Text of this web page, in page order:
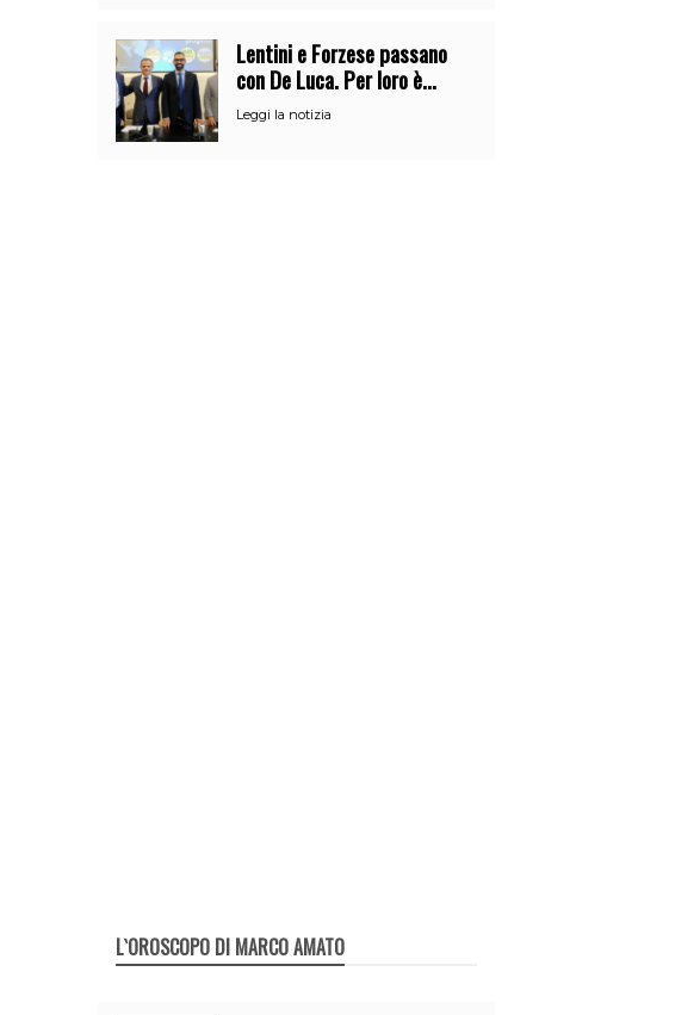
Lentini e Forzese passano
con De Luca. Per loro è
l’ennesimo cambio di partito
Leggi la notizia
L`OROSCOPO DI MARCO AMATO